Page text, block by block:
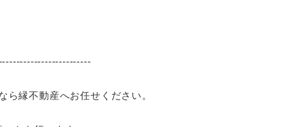
縁不動産へお任せください。